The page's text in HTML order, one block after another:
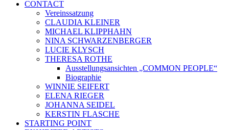
CONTACT
Vereinssatzung
CLAUDIA KLEINER
MICHAEL KLIPPHAHN
NINA SCHWARZENBERGER
LUCIE KLYSCH
THERESA ROTHE
Ausstellungsansichten „COMMON PEOPLE“
Biographie
WINNIE SEIFERT
ELENA RIEGER
JOHANNA SEIDEL
KERSTIN FLASCHE
STARTING POINT